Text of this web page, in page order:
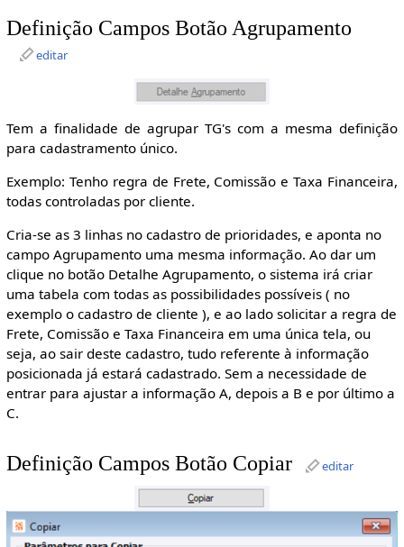
Definição Campos Botão Agrupamento
editar
Tem a finalidade de agrupar TG's com a mesma definição
para cadastramento único.
Exemplo: Tenho regra de Frete, Comissão e Taxa Financeira,
todas controladas por cliente.
Cria-se as 3 linhas no cadastro de prioridades, e aponta no
campo Agrupamento uma mesma informação. Ao dar um
clique no botão Detalhe Agrupamento, o sistema irá criar
uma tabela com todas as possibilidades possíveis ( no
exemplo o cadastro de cliente ), e ao lado solicitar a regra de
Frete, Comissão e Taxa Financeira em uma única tela, ou
seja, ao sair deste cadastro, tudo referente à informação
posicionada já estará cadastrado. Sem a necessidade de
entrar para ajustar a informação A, depois a B e por último a
C.
Definição Campos Botão Copiar editar